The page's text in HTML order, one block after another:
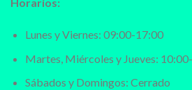
Horarios:
Lunes y Viernes: 09:00-17:00
Martes, Miércoles y Jueves:
Sábados y Domingos: Cerrado